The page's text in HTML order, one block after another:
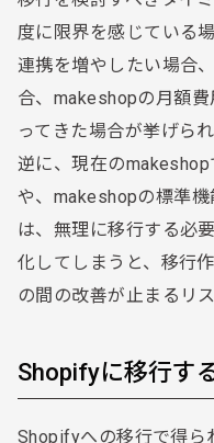
度に限界を感じている
連携を増やしたい場合
合、makeshopの月額
ってきた場合が挙げられ
逆に、現在の
や、makeshopの標準
は、無理に移行する必
化してしまうと、移行
の間の改善が止まるリ
Shopifyに移行す
Shopifyへの移行で得ら